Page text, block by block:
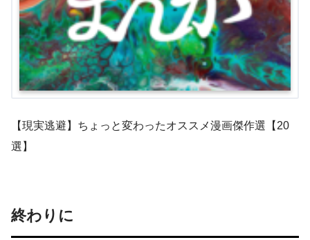
【現実逃避】ちょっと変わったオススメ漫画傑作選【20
選】
終わりに